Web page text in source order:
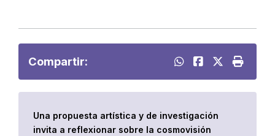
Compartir:
Una propuesta artística y de investigación
invita a reflexionar sobre la cosmovisión